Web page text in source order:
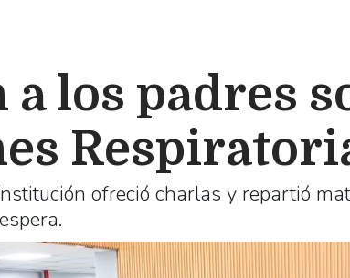
los padres
ofreció charlas y repartió